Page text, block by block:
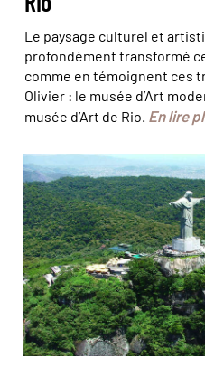
Le paysage culturel et
profondément transformé
comme en témoignent ces
Olivier : le musée d’Art
musée d’Art de Rio. En lire
Le Christ veille sur le Parc